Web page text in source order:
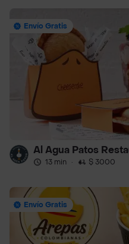
Envío Gratis
Al Agua Patos
13 min · $ 3000
Envío Gratis